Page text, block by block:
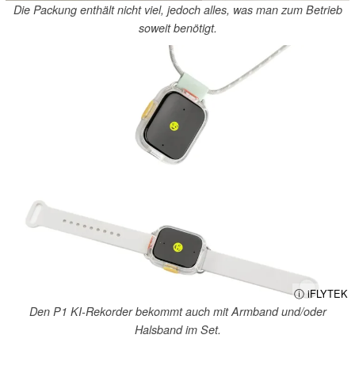
Die Packung enthält nicht viel, jedoch alles, was man zum Betrieb
soweit benötigt.
ⓘ iFLYTEK
Den P1 KI-Rekorder bekommt auch mit Armband und/oder
Halsband im Set.